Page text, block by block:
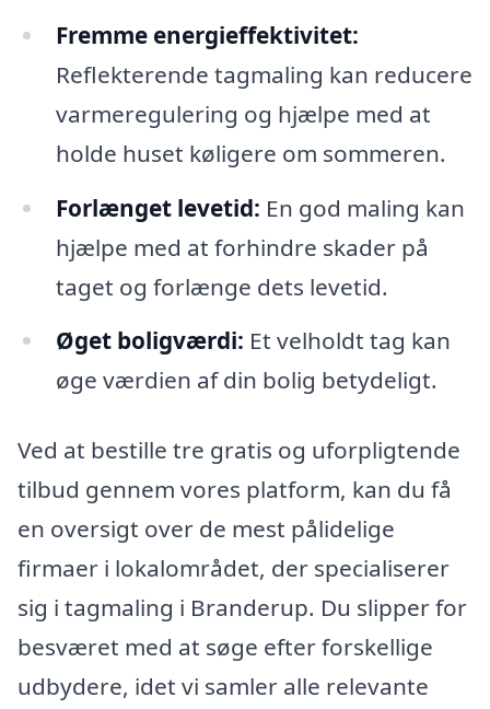
Fremme energieffektivitet:
Reflekterende tagmaling kan reducere
varmeregulering og hjælpe med at
holde huset køligere om sommeren.
Forlænget levetid: En god maling kan
hjælpe med at forhindre skader på
taget og forlænge dets levetid.
Øget boligværdi: Et velholdt tag kan
øge værdien af din bolig betydeligt.
Ved at bestille tre gratis og uforpligtende
tilbud gennem vores platform, kan du få
en oversigt over de mest pålidelige
firmaer i lokalområdet, der specialiserer
sig i tagmaling i Branderup. Du slipper for
besværet med at søge efter forskellige
udbydere, idet vi samler alle relevante